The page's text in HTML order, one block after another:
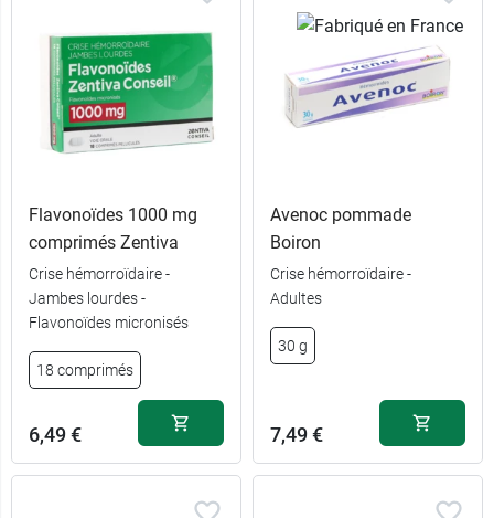
Flavonoïdes 1000 mg
comprimés Zentiva
Crise hémorroïdaire -
Jambes lourdes -
Flavonoïdes micronisés
18 comprimés
6,49 €
Avenoc pommade
Boiron
Crise hémorroïdaire -
Adultes
30 g
7,49 €